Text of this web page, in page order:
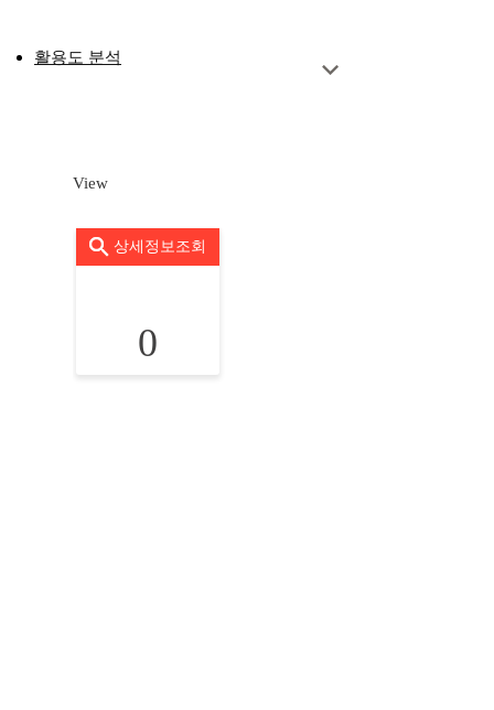
활용도 분석
View
상세정보조회
0